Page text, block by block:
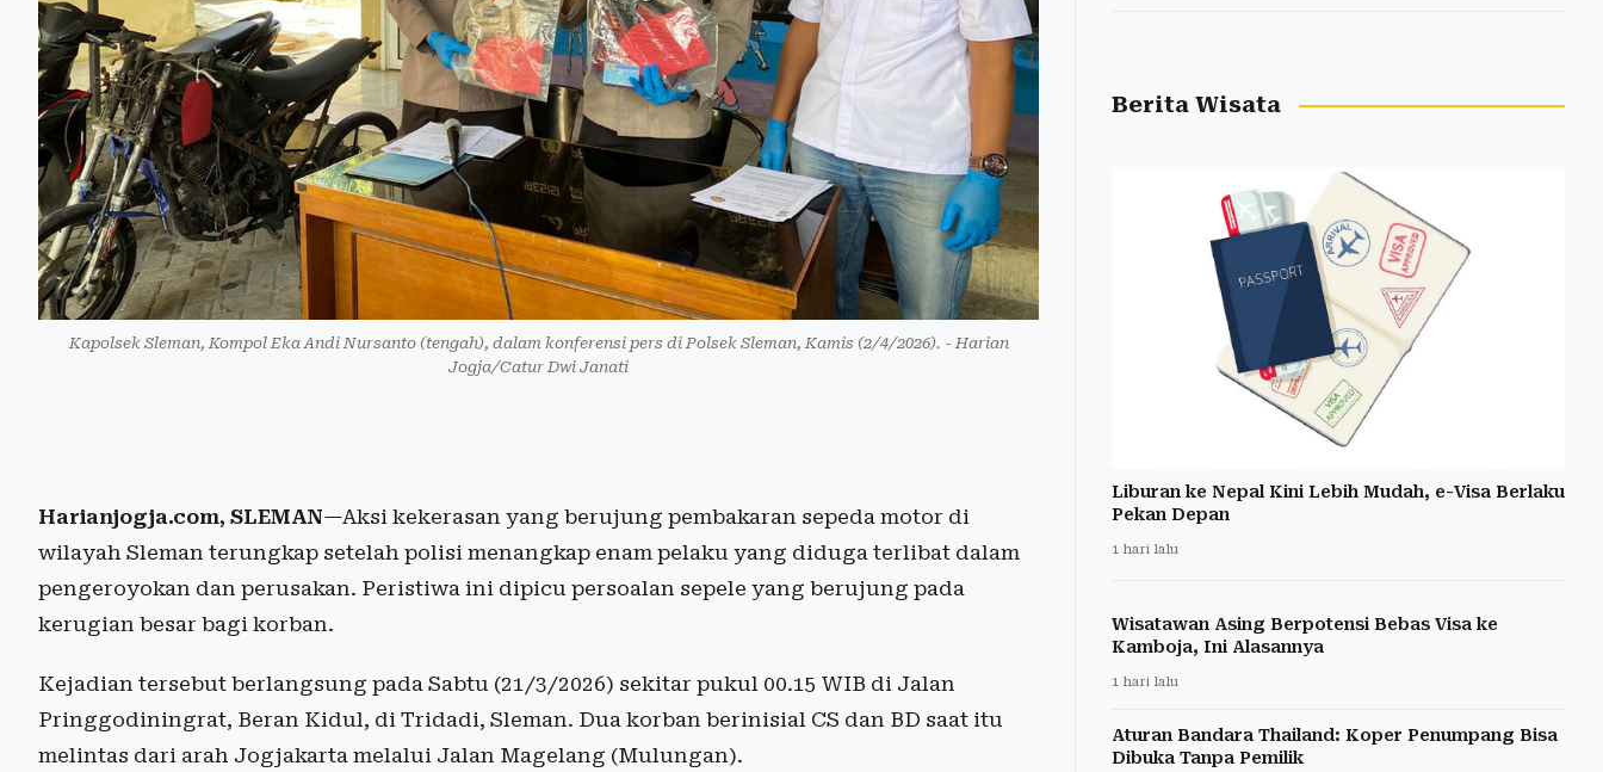
Kapolsek Sleman, Kompol Eka Andi Nursanto (tengah), dalam konferensi pers di Polsek Sleman, Kamis (2/4/2026). - Harian
Jogja/Catur Dwi Janati
Harianjogja.com, SLEMAN—Aksi kekerasan yang berujung pembakaran sepeda motor di
wilayah Sleman terungkap setelah polisi menangkap enam pelaku yang diduga terlibat dalam
pengeroyokan dan perusakan. Peristiwa ini dipicu persoalan sepele yang berujung pada
kerugian besar bagi korban.
Kejadian tersebut berlangsung pada Sabtu (21/3/2026) sekitar pukul 00.15 WIB di Jalan
Pringgodiningrat, Beran Kidul, di Tridadi, Sleman. Dua korban berinisial CS dan BD saat itu
melintas dari arah Jogjakarta melalui Jalan Magelang (Mulungan).
Berita Wisata
Liburan ke Nepal Kini Lebih Mudah, e-Visa Berlaku
Pekan Depan
1 hari lalu
Wisatawan Asing Berpotensi Bebas Visa ke
Kamboja, Ini Alasannya
1 hari lalu
Aturan Bandara Thailand: Koper Penumpang Bisa
Dibuka Tanpa Pemilik